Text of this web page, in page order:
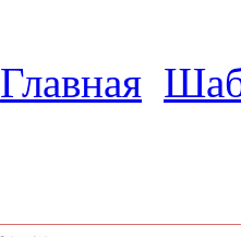
Главная